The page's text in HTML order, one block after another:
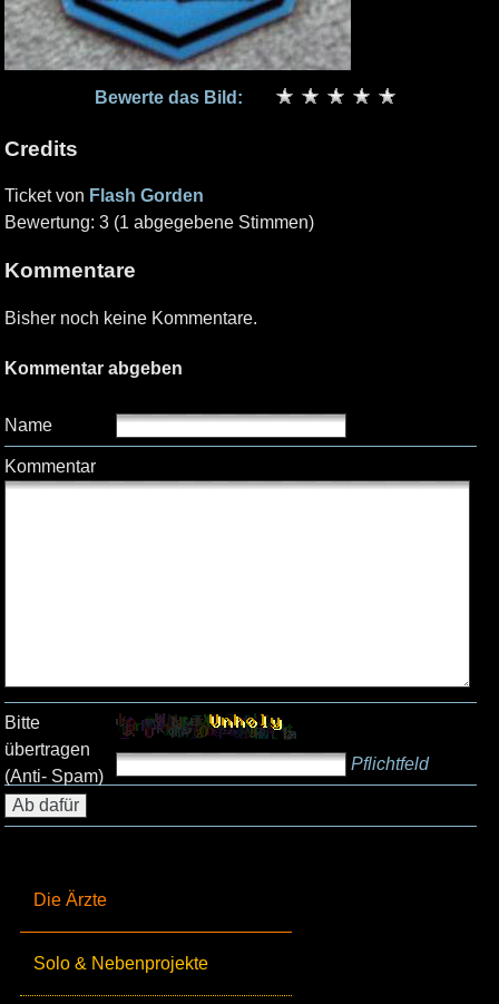
Die Ärzte
Solo & Nebenprojekte
Bewerte das Bild:
Credits
Ticket von Flash Gorden
Bewertung: 3 (1 abgegebene Stimmen)
Kommentare
Bisher noch keine Kommentare.
Kommentar abgeben
Name
Kommentar
Bitte
übertragen
(Anti- Spam)
Pflichtfeld